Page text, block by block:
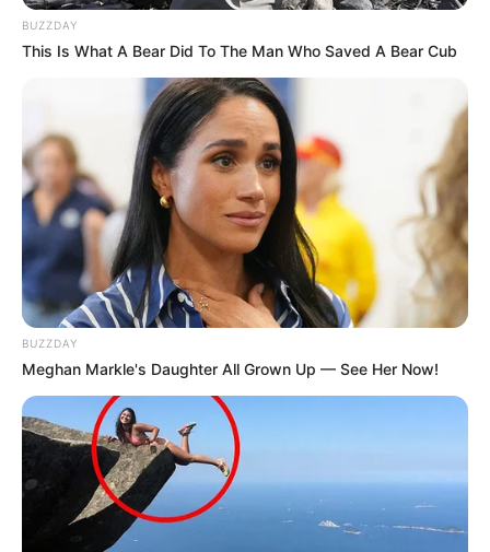
BUZZDAY
This Is What A Bear Did To The Man Who Saved A Bear Cub
BUZZDAY
Meghan Markle's Daughter All Grown Up — See Her Now!